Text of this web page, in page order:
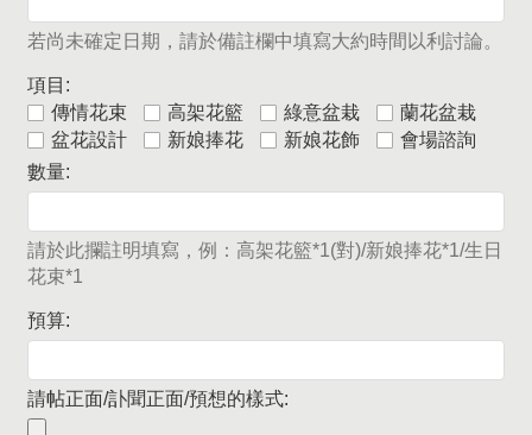
若尚未確定日期，請於備註欄中填寫大約時間以利討論。
項目:
傳情花束
高架花籃 綠意盆栽
蘭花盆栽
盆花設計
新娘捧花 新娘花飾
會場諮詢
數量:
請於此攔註明填寫，例：高架花籃*1(對)/新娘捧花*1/生日
花束*1
預算:
請帖正面/訃聞正面/預想的樣式: